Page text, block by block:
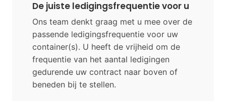
De juiste ledigingsfrequentie voor u
Ons team denkt graag met u mee over de
passende ledigingsfrequentie voor uw
container(s). U heeft de vrijheid om de
frequentie van het aantal ledigingen
gedurende uw contract naar boven of
beneden bij te stellen.